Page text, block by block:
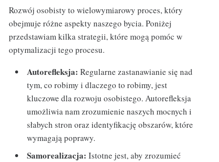
Rozwój osobisty to wielowymiarowy proces, który
obejmuje różne aspekty naszego bycia. Poniżej
przedstawiam kilka strategii, które mogą pomóc w
optymalizacji tego procesu.
Autorefleksja: Regularne zastanawianie się nad
tym, co robimy i dlaczego to robimy, jest
kluczowe dla rozwoju osobistego. Autorefleksja
umożliwia nam zrozumienie naszych mocnych i
słabych stron oraz identyfikację obszarów, które
wymagają poprawy.
Samorealizacja: Istotne jest, aby zrozumieć